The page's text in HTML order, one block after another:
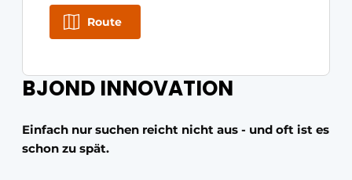
BJOND INNOVATION
Einfach nur suchen reicht nicht aus - und oft ist es
schon zu spät.
Route